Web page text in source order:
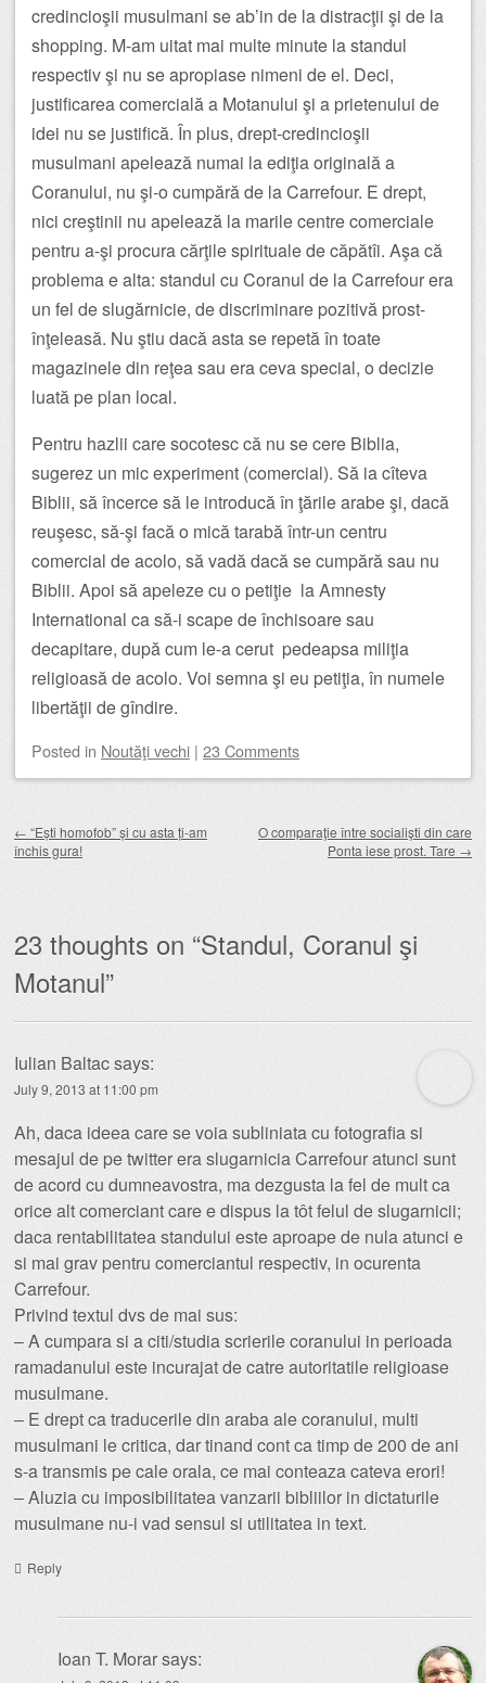
credincioşii musulmani se ab’in de la distracţii şi de la
shopping. M-am uitat mai multe minute la standul
respectiv şi nu se apropiase nimeni de el. Deci,
justificarea comercială a Motanului şi a prietenului de
idei nu se justifică. În plus, drept-credincioşii
musulmani apelează numai la ediţia originală a
Coranului, nu şi-o cumpără de la Carrefour. E drept,
nici creştinii nu apelează la marile centre comerciale
pentru a-şi procura cărţile spirituale de căpătîi. Aşa că
problema e alta: standul cu Coranul de la Carrefour era
un fel de slugărnicie, de discriminare pozitivă prost-
înţeleasă. Nu ştiu dacă asta se repetă în toate
magazinele din reţea sau era ceva special, o decizie
luată pe plan local.
Pentru hazlii care socotesc că nu se cere Biblia,
sugerez un mic experiment (comercial). Să ia cîteva
Biblii, să încerce să le introducă în ţările arabe şi, dacă
reuşesc, să-şi facă o mică tarabă într-un centru
comercial de acolo, să vadă dacă se cumpără sau nu
Biblii. Apoi să apeleze cu o petiţie la Amnesty
International ca să-i scape de închisoare sau
decapitare, după cum le-a cerut pedeapsa miliţia
religioasă de acolo. Voi semna şi eu petiţia, în numele
libertăţii de gîndire.
Posted in Noutăţi vechi | 23 Comments
← “Ești homofob” și cu asta ți-am
închis gura!
O comparaţie între socialişti din care
Ponta iese prost. Tare →
23 thoughts on “Standul, Coranul şi
Motanul”
Iulian Baltacsays:
July 9, 2013 at 11:00 pm
Ah, daca ideea care se voia subliniata cu fotografia si
mesajul de pe twitter era slugarnicia Carrefour atunci sunt
de acord cu dumneavostra, ma dezgusta la fel de mult ca
orice alt comerciant care e dispus la tôt felul de slugarnicii;
daca rentabilitatea standului este aproape de nula atunci e
si mai grav pentru comerciantul respectiv, in ocurenta
Carrefour.
Privind textul dvs de mai sus:
– A cumpara si a citi/studia scrierile coranului in perioada
ramadanului este incurajat de catre autoritatile religioase
musulmane.
– E drept ca traducerile din araba ale coranului, multi
musulmani le critica, dar tinand cont ca timp de 200 de ani
s-a transmis pe cale orala, ce mai conteaza cateva erori!
– Aluzia cu imposibilitatea vanzarii bibliilor in dictaturile
musulmane nu-i vad sensul si utilitatea in text.
Reply
Ioan T. Morarsays: